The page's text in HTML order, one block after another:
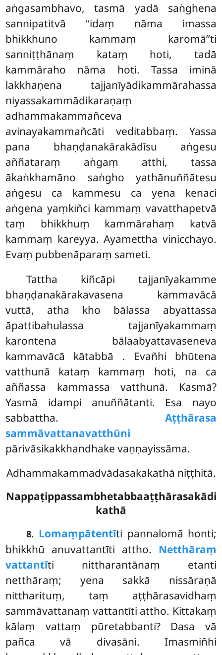
aṅgasambhavo, tasmā yadā saṅghena
sannipatitvā ‘‘idaṃ nāma imassa
bhikkhuno kammaṃ karomā’’ti
sanniṭṭhānaṃ kataṃ hoti, tadā
kammāraho nāma hoti. Tassa iminā
lakkhaṇena tajjanīyādikammārahassa
niyassakammādikaraṇaṃ
adhammakammañceva
avinayakammañcāti veditabbaṃ. Yassa
pana bhaṇḍanakārakādīsu aṅgesu
aññataraṃ aṅgaṃ atthi, tassa
ākaṅkhamāno saṅgho yathānuññātesu
aṅgesu ca kammesu ca yena kenaci
aṅgena yaṃkiñci kammaṃ vavatthapetvā
taṃ bhikkhuṃ kammārahaṃ katvā
kammaṃ kareyya. Ayamettha vinicchayo.
Evaṃ pubbenāparaṃ sameti.
Tattha kiñcāpi tajjanīyakamme
bhaṇḍanakārakavasena kammavācā
vuttā, atha kho bālassa abyattassa
āpattibahulassa tajjanīyakammaṃ
karontena bālaabyattavaseneva
kammavācā kātabbā . Evañhi bhūtena
vatthunā kataṃ kammaṃ hoti, na ca
aññassa kammassa vatthunā. Kasmā?
Yasmā idampi anuññātanti. Esa nayo
sabbattha. Aṭṭhārasa
sammāvattanavatthūni
pārivāsikakkhandhake vaṇṇayissāma.
Adhammakammadvādasakakathā niṭṭhitā.
Nappaṭippassambhetabbaaṭṭhārasakādi
kathā
8. Lomaṃpātentīti pannalomā honti;
bhikkhū anuvattantīti attho. Netthāraṃ
vattantīti nittharantānaṃ etanti
netthāraṃ; yena sakkā nissāraṇā
nittharituṃ, taṃ aṭṭhārasavidhaṃ
sammāvattanaṃ vattantīti attho. Kittakaṃ
kālaṃ vattaṃ pūretabbanti? Dasa vā
pañca vā divasāni. Imasmiñhi